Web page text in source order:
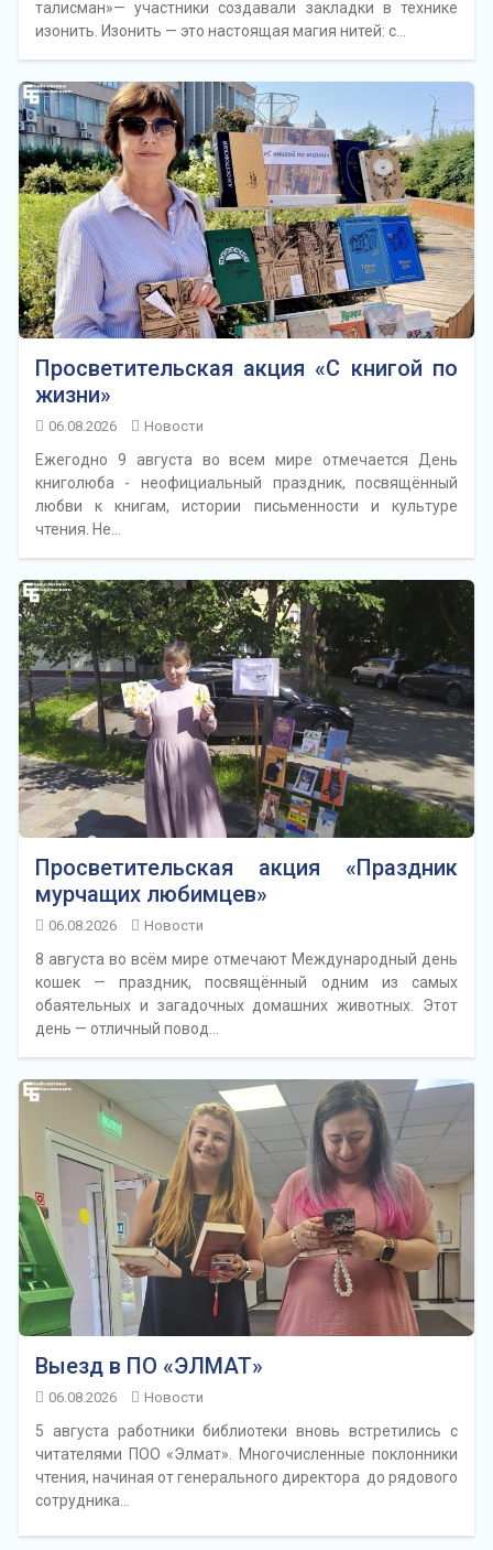
талисман»— участники создавали закладки в технике
изонить. Изонить — это настоящая магия нитей: с…
Просветительская акция «С книгой по
жизни»
06.08.2026 Новости
Ежегодно 9 августа во всем мире отмечается День
книголюба - неофициальный праздник, посвящённый
любви к книгам, истории письменности и культуре
чтения. Не…
Просветительская акция «Праздник
мурчащих любимцев»
06.08.2026 Новости
8 августа во всём мире отмечают Международный день
кошек — праздник, посвящённый одним из самых
обаятельных и загадочных домашних животных. Этот
день — отличный повод…
Выезд в ПО «ЭЛМАТ»
06.08.2026 Новости
5 августа работники библиотеки вновь встретились с
читателями ПОО «Элмат». Многочисленные поклонники
чтения, начиная от генерального директора до рядового
сотрудника…